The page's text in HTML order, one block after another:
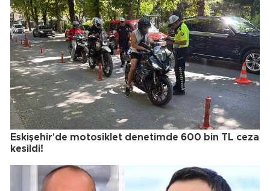
Eskişehir'de motosiklet denetimde 600 bin TL ceza
kesildi!